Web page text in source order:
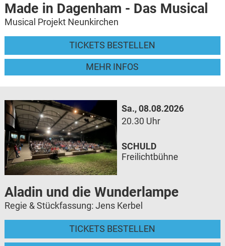
Made in Dagenham - Das Musical
Musical Projekt Neunkirchen
TICKETS BESTELLEN
MEHR INFOS
Sa., 08.08.2026
20.30 Uhr
Aladin und die Wunderlampe
Regie & Stückfassung: Jens Kerbel
TICKETS BESTELLEN
SCHULD
Freilichtbühne